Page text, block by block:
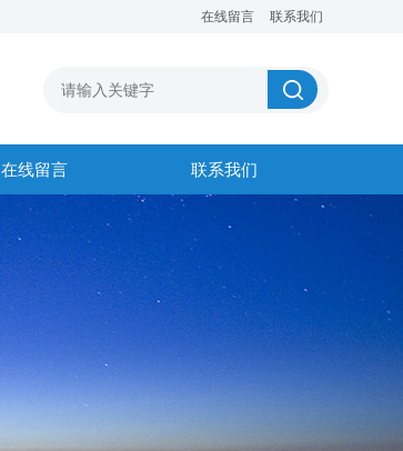
在线留言 联系我们
在线留言 联系我们